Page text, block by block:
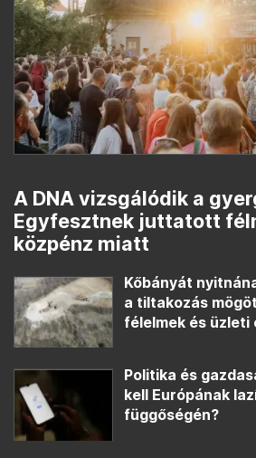
A DNA vizsgálódik a
Egyfesztnek juttatott
közpénz miatt
Kőbányát
a tiltakozás
félelmek és üzleti
Politika és
kell Európának
függőségén?